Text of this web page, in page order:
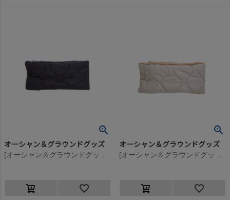
オーシャン＆グラウンドグッズ オーシャン＆グラウンドグッズ